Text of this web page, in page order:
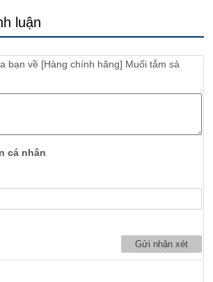
luận
bạn về [Hàng chính hãng] Muối tắm sả
cá nhân